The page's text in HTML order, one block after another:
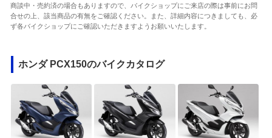
商談中・売約済の場合もありますので、バイクショップにご来店の際は事前にお問
合せの上、該当商品の有無をご確認ください。また、詳細内容につきましても、必
ず各バイクショップにご確認いただきますようお願いいたします。
ホンダ PCX150のバイクカタログ